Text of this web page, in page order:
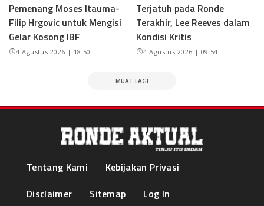
Pemenang Moses Itauma-
Filip Hrgovic untuk Mengisi
Gelar Kosong IBF
4 Agustus 2026 | 18:50
Terjatuh pada Ronde
Terakhir, Lee Reeves dalam
Kondisi Kritis
4 Agustus 2026 | 09:54
MUAT LAGI
Tentang Kami
Kebijakan Privasi
Disclaimer
Sitemap Log In